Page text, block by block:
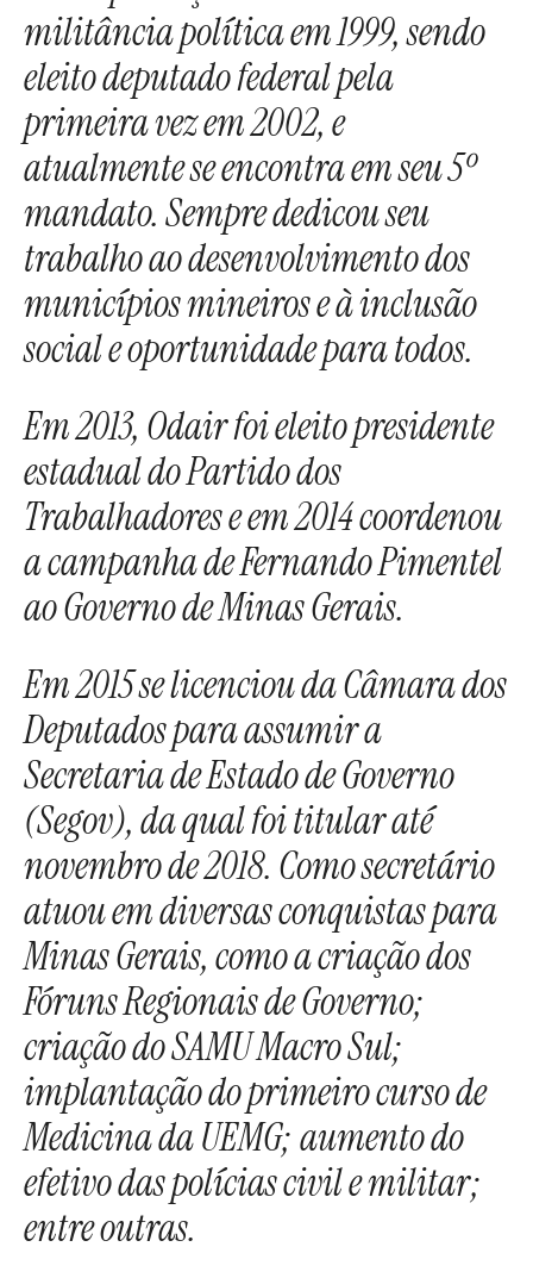
militância política em 1999, sendo
eleito deputado federal pela
primeira vez em 2002, e
atualmente se encontra em seu 5º
mandato. Sempre dedicou seu
trabalho ao desenvolvimento dos
municípios mineiros e à inclusão
social e oportunidade para todos.
Em 2013, Odair foi eleito presidente
estadual do Partido dos
Trabalhadores e em 2014 coordenou
a campanha de Fernando Pimentel
ao Governo de Minas Gerais.
Em 2015 se licenciou da Câmara dos
Deputados para assumir a
Secretaria de Estado de Governo
(Segov), da qual foi titular até
novembro de 2018. Como secretário
atuou em diversas conquistas para
Minas Gerais, como a criação dos
Fóruns Regionais de Governo;
criação do SAMU Macro Sul;
implantação do primeiro curso de
Medicina da UEMG; aumento do
efetivo das polícias civil e militar;
entre outras.